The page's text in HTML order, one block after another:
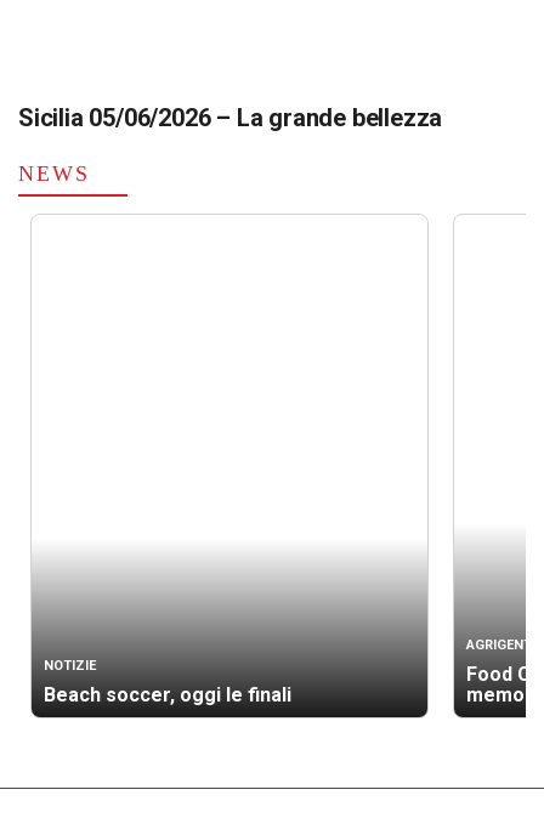
Sicilia 05/06/2026 – La grande bellezza
NEWS
NOTIZIE
Beach soccer, oggi le finali
AGRIGENTO
Food